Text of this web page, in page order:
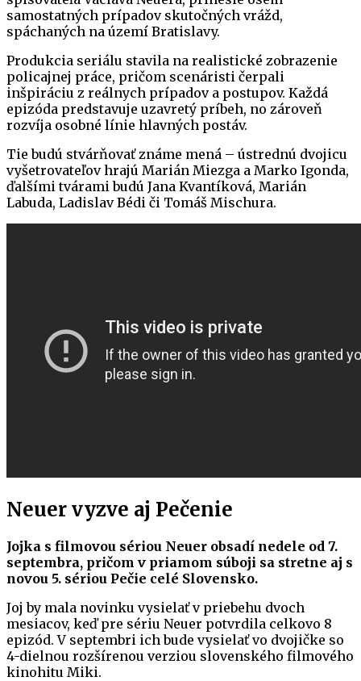
samostatných prípadov skutočných vrážd,
spáchaných na území Bratislavy.
Produkcia seriálu stavila na realistické zobrazenie
policajnej práce, pričom scenáristi čerpali
inšpiráciu z reálnych prípadov a postupov. Každá
epizóda predstavuje uzavretý príbeh, no zároveň
rozvíja osobné línie hlavných postáv.
Tie budú stvárňovať známe mená – ústrednú dvojicu
vyšetrovateľov hrajú Marián Miezga a Marko Igonda,
ďalšími tvárami budú Jana Kvantíková, Marián
Labuda, Ladislav Bédi či Tomáš Mischura.
Neuer vyzve aj Pečenie
Jojka s filmovou sériou Neuer obsadí nedele od 7.
septembra, pričom v priamom súboji sa stretne aj s
novou 5. sériou Pečie celé Slovensko.
Joj by mala novinku vysielať v priebehu dvoch
mesiacov, keď pre sériu Neuer potvrdila celkovo 8
epizód. V septembri ich bude vysielať vo dvojičke so
4-dielnou rozšírenou verziou slovenského filmového
kinohitu Miki.